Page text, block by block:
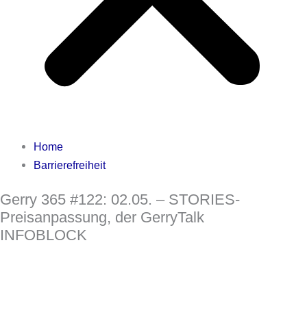
Home
Barrierefreiheit
Gerry 365 #122: 02.05. – STORIES-
Preisanpassung, der GerryTalk
INFOBLOCK